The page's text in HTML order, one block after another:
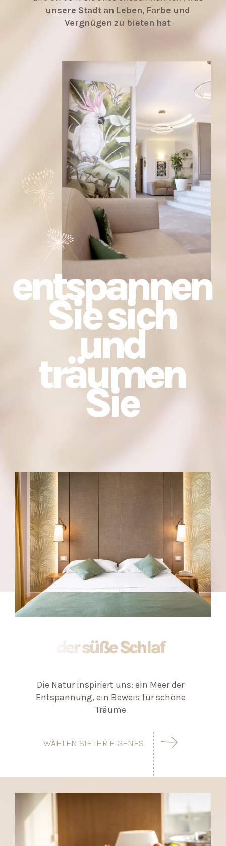
unsere Stadt an Leben, Farbe und
Vergnügen zu bieten hat
entspannen
Sie sich
und
träumen
Sie
der süße Schlaf
Die Natur inspiriert uns: ein Meer der
Entspannung, ein Beweis für schöne
Träume
WÄHLEN SIE IHR EIGENES